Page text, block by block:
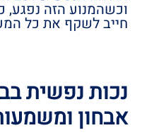
וכשהמנוע הזה נפגע,
חייב לשקף את כל
נכות נפשית
אבחון